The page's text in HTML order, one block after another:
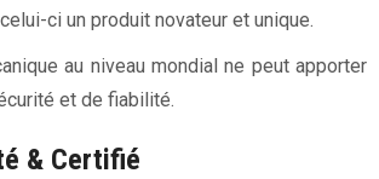
ci un produit novateur et unique.
au niveau mondial ne peut apporter
et de fiabilité.
& Certifié